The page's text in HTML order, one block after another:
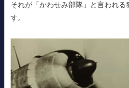
それが「かわせみ部隊」と言われ
す。